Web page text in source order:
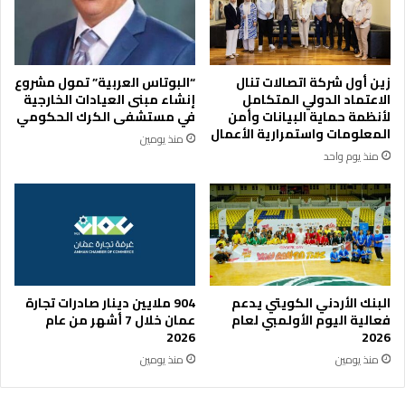
ن
ل
ك
ا
س
ا
ل
ع
ا
ل
م
2
0
2
6
ا
أ
د
و
ا
ت
ا
ل
ر
ق
ا
ب
ي
ة
زين أول شركة اتصالات تنال
الاعتماد الدولي المتكامل
لأنظمة حماية البيانات وأمن
المعلومات واستمرارية الأعمال
منذ يوم واحد
“البوتاس العربية” تمول مشروع
إنشاء مبنى العيادات الخارجية
في مستشفى الكرك الحكومي
منذ يومين
البنك الأردني الكويتي يدعم
فعالية اليوم الأولمبي لعام
2026
منذ يومين
904 ملايين دينار صادرات تجارة
عمان خلال 7 أشهر من عام
2026
منذ يومين